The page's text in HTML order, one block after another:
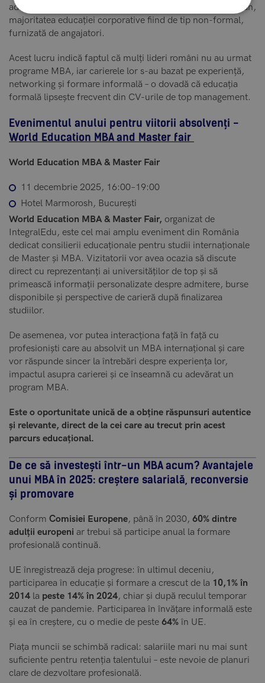
adulții români au participat la formare formală în ultimul an,
majoritatea educației corporative fiind de tip non-formal,
furnizată de angajatori.
Acest lucru indică faptul că mulți lideri români nu au urmat
programe MBA, iar carierele lor s-au bazat pe experiență,
networking și formare informală – o dovadă că educația
formală lipsește frecvent din CV-urile de top management.
Evenimentul anului pentru viitorii absolvenți -
World Education MBA and Master fair
World Education MBA & Master Fair
11 decembrie 2025, 16:00–19:00
Hotel Marmorosh, București
World Education MBA & Master Fair, organizat de
IntegralEdu, este cel mai amplu eveniment din România
dedicat consilierii educaționale pentru studii internaționale
de Master și MBA. Vizitatorii vor avea ocazia să discute
direct cu reprezentanți ai universităților de top și să
primească informații personalizate despre admitere, burse
disponibile și perspective de carieră după finalizarea
studiilor.
De asemenea, vor putea interacționa față în față cu
profesioniști care au absolvit un MBA internațional și care
vor răspunde sincer la întrebări despre experiența lor,
impactul asupra carierei și ce înseamnă cu adevărat un
program MBA.
Este o oportunitate unică de a obține răspunsuri autentice
și relevante, direct de la cei care au trecut prin acest
parcurs educațional.
De ce să investești într-un MBA acum? Avantajele
unui MBA în 2025: creștere salarială, reconversie
și promovare
Conform Comisiei Europene, până în 2030, 60% dintre
adulții europeni ar trebui să participe anual la formare
profesională continuă.
UE înregistrează deja progrese: în ultimul deceniu,
participarea în educație și formare a crescut de la 10,1% în
2014 la peste 14% în 2024, chiar și după reculul temporar
cauzat de pandemie. Participarea în învățare informală este
și ea în creștere, cu o medie de peste 64% în UE.
Piața muncii se schimbă radical: salariile mari nu mai sunt
suficiente pentru retenția talentului – este nevoie de planuri
clare de dezvoltare profesională.